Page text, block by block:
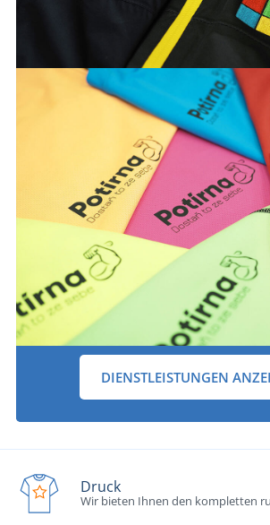
DIENSTLEISTUNGEN
Druck
Wir bieten Ihnen den kompletten